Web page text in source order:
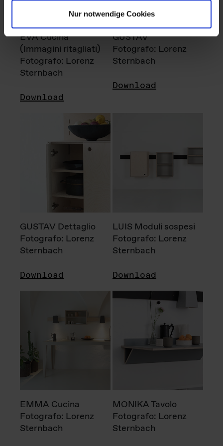
Nur notwendige Cookies
EVA Cucina
(Immagini ritagliati)
Fotografo: Lorenz
Sternbach
Download
GUSTAV
Fotografo: Lorenz
Sternbach
Download
GUSTAV Dettaglio
Fotografo: Lorenz
Sternbach
Download
LUIS Moduli sospesi
Fotografo: Lorenz
Sternbach
Download
EMMA Cucina
Fotografo: Lorenz
Sternbach
MONIKA Tavolo
Fotografo: Lorenz
Sternbach